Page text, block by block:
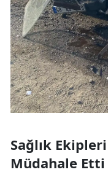
Sağlık
Müdahale Etti